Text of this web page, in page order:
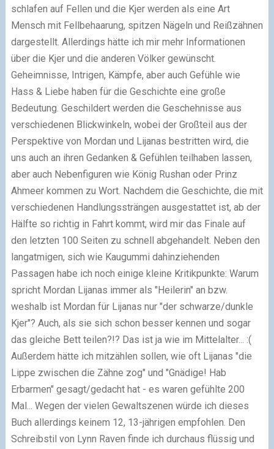
schlafen auf Fellen und die Kjer werden als eine Art
Mensch mit Fellbehaarung, spitzen Nägeln und Reißzähnen
dargestellt. Allerdings hätte ich mir mehr Informationen
über die Kjer und die anderen Völker gewünscht.
Geheimnisse, Intrigen, Kämpfe, aber auch Gefühle wie
Hass & Liebe haben für die Geschichte eine große
Bedeutung. Geschildert werden die Geschehnisse aus
verschiedenen Blickwinkeln, wobei der Großteil aus der
Perspektive von Mordan und Lijanas bestritten wird, die
uns auch an ihren Gedanken & Gefühlen teilhaben lassen,
aber auch Nebenfiguren wie König Rushan oder Prinz
Ahmeer kommen zu Wort. Nachdem die Geschichte, die mit
verschiedenen Handlungssträngen ausgestattet ist, ab der
Hälfte so richtig in Fahrt kommt, wird mir das Finale auf
den letzten 100 Seiten zu schnell abgehandelt. Neben den
langatmigen, sich wie Kaugummi dahinziehenden
Passagen habe ich noch einige kleine Kritikpunkte: Warum
spricht Mordan Lijanas immer als "Heilerin" an bzw.
weshalb ist Mordan für Lijanas nur "der schwarze/dunkle
Kjer"? Auch, als sie sich schon besser kennen und sogar
das gleiche Bett teilen?!? Das ist ja wie im Mittelalter... :(
Außerdem hätte ich mitzählen sollen, wie oft Lijanas "die
Lippe zwischen die Zähne zog" und "Gnädige! Hab
Erbarmen" gesagt/gedacht hat - es waren gefühlte 200
Mal... Wegen der vielen Gewaltszenen würde ich dieses
Buch allerdings keinem 12, 13-jährigen empfohlen. Den
Schreibstil von Lynn Raven finde ich durchaus flüssig und